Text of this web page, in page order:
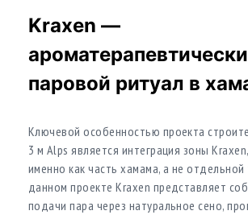
Kraxen —
паровой ритуал в
Ключевой особенностью проекта
3 м Alps является интеграция зоны
именно как часть хамама, а не
данном проекте Kraxen представляет
подачи пара через натуральное сено,